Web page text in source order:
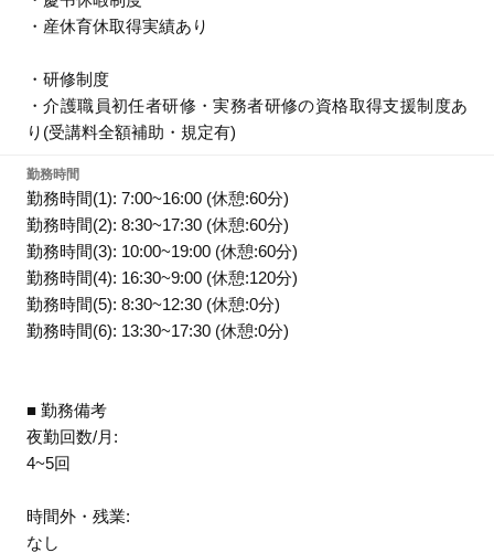
・産休育休取得実績あり
・研修制度
・介護職員初任者研修・実務者研修の資格取得支援制度あ
り(受講料全額補助・規定有)
勤務時間
勤務時間(1): 7:00~16:00 (休憩:60分)
勤務時間(2): 8:30~17:30 (休憩:60分)
勤務時間(3): 10:00~19:00 (休憩:60分)
勤務時間(4): 16:30~9:00 (休憩:120分)
勤務時間(5): 8:30~12:30 (休憩:0分)
勤務時間(6): 13:30~17:30 (休憩:0分)
■ 勤務備考
夜勤回数/月:
4~5回
時間外・残業:
なし